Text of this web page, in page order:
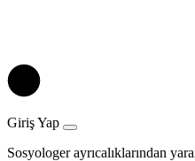
Giriş Yap
Sosyologer ayrıcalıklarından